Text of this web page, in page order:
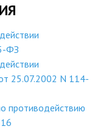
2027
ФЗ
25.07.2002 N 114-
противодействию